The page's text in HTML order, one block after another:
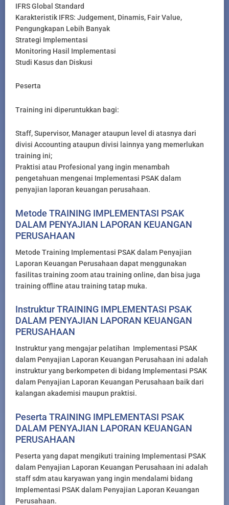
IFRS Global Standard
Karakteristik IFRS: Judgement, Dinamis, Fair Value,
Pengungkapan Lebih Banyak
Strategi Implementasi
Monitoring Hasil Implementasi
Studi Kasus dan Diskusi
Peserta
Training ini diperuntukkan bagi:
Staff, Supervisor, Manager ataupun level di atasnya dari
divisi Accounting ataupun divisi lainnya yang memerlukan
training ini;
Praktisi atau Profesional yang ingin menambah
pengetahuan mengenai Implementasi PSAK dalam
penyajian laporan keuangan perusahaan.
Metode TRAINING IMPLEMENTASI PSAK
DALAM PENYAJIAN LAPORAN KEUANGAN
PERUSAHAAN
Metode Training Implementasi PSAK dalam Penyajian
Laporan Keuangan Perusahaan dapat menggunakan
fasilitas training zoom atau training online, dan bisa juga
training offline atau training tatap muka.
Instruktur TRAINING IMPLEMENTASI PSAK
DALAM PENYAJIAN LAPORAN KEUANGAN
PERUSAHAAN
Instruktur yang mengajar pelatihan Implementasi PSAK
dalam Penyajian Laporan Keuangan Perusahaan ini adalah
instruktur yang berkompeten di bidang Implementasi PSAK
dalam Penyajian Laporan Keuangan Perusahaan baik dari
kalangan akademisi maupun praktisi.
Peserta TRAINING IMPLEMENTASI PSAK
DALAM PENYAJIAN LAPORAN KEUANGAN
PERUSAHAAN
Peserta yang dapat mengikuti training Implementasi PSAK
dalam Penyajian Laporan Keuangan Perusahaan ini adalah
staff sdm atau karyawan yang ingin mendalami bidang
Implementasi PSAK dalam Penyajian Laporan Keuangan
Perusahaan.